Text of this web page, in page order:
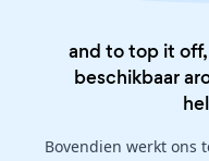
and to top it
beschikbaar
Bovendien werkt ons